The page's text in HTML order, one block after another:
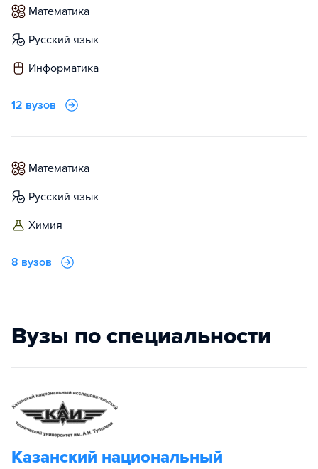
математика
русский язык
информатика
12 вузов
математика
русский язык
химия
8 вузов
Вузы по специальности
Казанский национальный